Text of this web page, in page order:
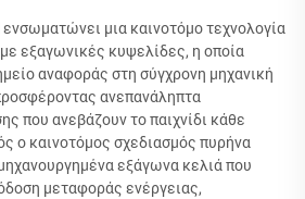
μια καινοτόμο τεχνολογία
εξαγωνικές κυψελίδες, η οποία
αναφοράς στη σύγχρονη μηχανική
ανεπανάληπτα
που ανεβάζουν το παιχνίδι κάθε
ο καινοτόμος σχεδιασμός πυρήνα
εξάγωνα κελιά που
μεταφοράς ενέργειας,